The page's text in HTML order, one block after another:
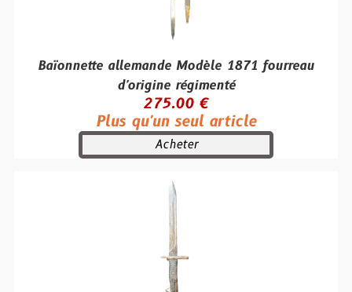
Baïonnette allemande Modèle 1871 fourreau
d'origine régimenté
275.00 €
Plus qu'un seul article
Acheter